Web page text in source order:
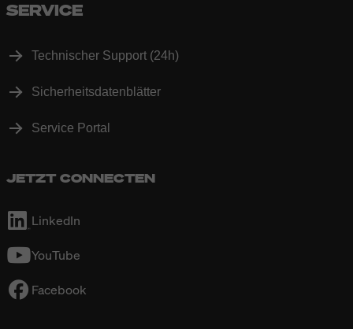
SERVICE
Technischer Support (24h)
Sicherheitsdatenblätter
Service Portal
JETZT CONNECTEN
LinkedIn
YouTube
Facebook